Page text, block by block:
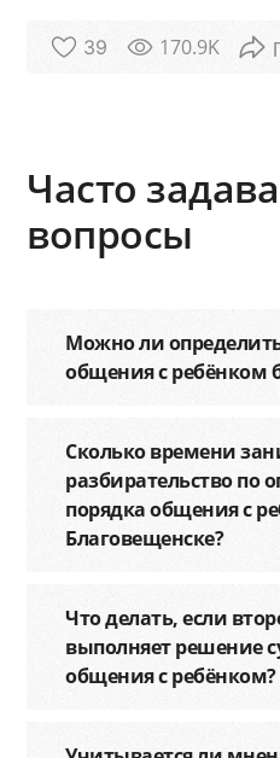
39 170.9K
Часто
вопросы
Можно ли
общения с ребёнком
Сколько времени
разбирательство по
порядка общения с
Благовещенске?
Что делать, если
выполняет решение
общения с ребёнком?